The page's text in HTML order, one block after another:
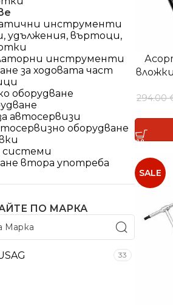
инструменти
удължения, въртоци,
инструменти
за ходовата част
оборудване
автосервизи
оборудване
системи
втора употреба
ПО МАРКА
33
294.00
SALE